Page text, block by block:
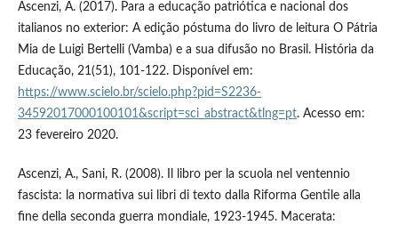
Ascenzi, A. (2017). Para a educação patriótica e nacional dos
italianos no exterior: A edição póstuma do livro de leitura O Pátria
Mia de Luigi Bertelli (Vamba) e a sua difusão no Brasil. História da
Educação, 21(51), 101-122. Disponível em:
https://www.scielo.br/scielo.php?pid=S2236-
34592017000100101&script=sci_abstract&tlng=pt. Acesso em:
23 fevereiro 2020.
Ascenzi, A., Sani, R. (2008). Il libro per la scuola nel ventennio
fascista: la normativa sui libri di texto dalla Riforma Gentile alla
fine della seconda guerra mondiale, 1923-1945. Macerata: